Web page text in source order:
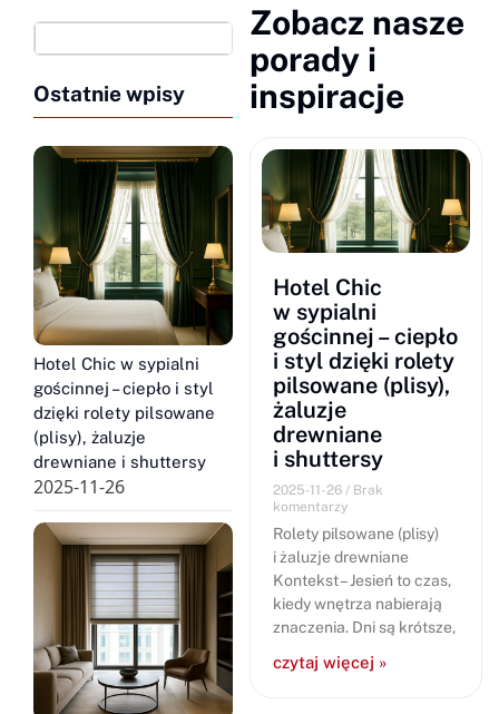
Szukaj
Ostatnie wpisy
Hotel Chic w sypialni
gościnnej – ciepło i styl
dzięki rolety pilsowane
(plisy), żaluzje
drewniane i shuttersy
2025-11-26
Zobacz nasze
porady i
inspiracje
Hotel Chic
w sypialni
gościnnej – ciepło
i styl dzięki rolety
pilsowane (plisy),
żaluzje
drewniane
i shuttersy
2025-11-26
Brak
komentarzy
Rolety pilsowane (plisy)
i żaluzje drewniane
Kontekst – Jesień to czas,
kiedy wnętrza nabierają
znaczenia. Dni są krótsze,
czytaj więcej »